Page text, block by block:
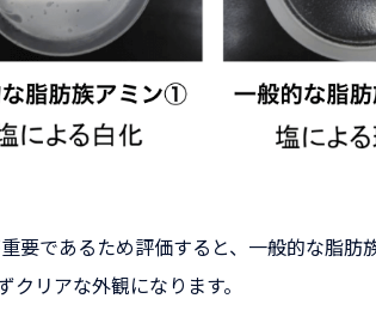
であるため評価すると、一般的な脂肪
リアな外観になります。